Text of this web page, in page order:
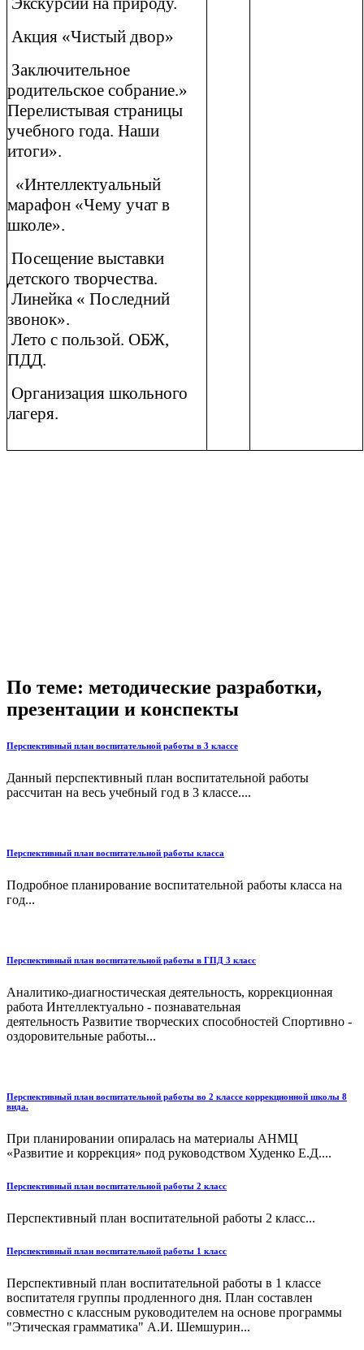
Акция «Чистый двор»
Заключительное
родительское собрание.»
Перелистывая страницы
учебного года. Наши
итоги».
«Интеллектуальный
марафон «Чему учат в
школе».
Посещение выставки
детского творчества.
Линейка « Последний
звонок».
Лето с пользой. ОБЖ,
ПДД.
Организация школьного
лагеря.
По теме: методические разработки,
презентации и конспекты
Перспективный план воспитательной работы в 3 классе
Данный перспективный план воспитательной работы
рассчитан на весь учебный год в 3 классе....
Перспективный план воспитательной работы класса
Подробное планирование воспитательной работы класса на
год...
Перспективный план воспитательной работы в ГПД 3 класс
Аналитико-диагностическая деятельность, коррекционная
работа Интеллектуально - познавательная
деятельность Развитие творческих способностей Спортивно -
оздоровительные работы...
Перспективный план воспитательной работы во 2 классе коррекционной школы 8
вида.
При планировании опиралась на материалы АНМЦ
«Развитие и коррекция» под руководством Худенко Е.Д....
Перспективный план воспитательной работы 2 класс
Перспективный план воспитательной работы 2 класс...
Перспективный план воспитательной работы 1 класс
Перспективный план воспитательной работы в 1 классе
воспитателя группы продленного дня. План составлен
совместно с классным руководителем на основе программы
"Этическая грамматика" А.И. Шемшурин...